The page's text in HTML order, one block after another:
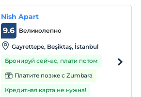
люксы отеля Nidya Galataport
всех номерах есть принадлежности для
чая / кофе.
Nish Apart
Великолепно
9.6
Gayrettepe, Beşiktaş, İstanbul
Бронируй сейчас, плати потом
Платите позже с Zumbara
Кредитная карта не нужна!